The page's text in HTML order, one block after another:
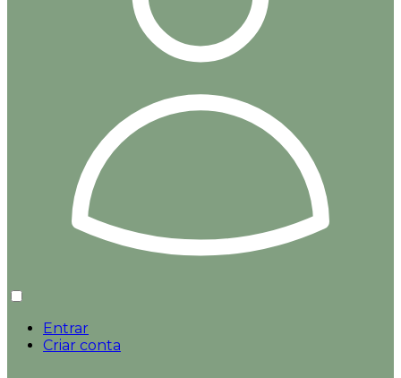
Entrar
Criar conta